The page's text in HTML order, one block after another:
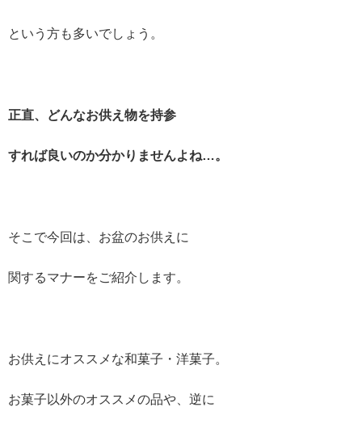
という方も多いでしょう。
正直、どんなお供え物を持参
すれば良いのか分かりませんよね…。
そこで今回は、お盆のお供えに
関するマナーをご紹介します。
お供えにオススメな和菓子・洋菓子。
お菓子以外のオススメの品や、逆に